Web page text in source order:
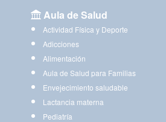
Aula de Salud
Actividad Física y Deporte
Adicciones
Alimentación
Aula de Salud para Familias
Envejecimiento saludable
Lactancia materna
Pediatría